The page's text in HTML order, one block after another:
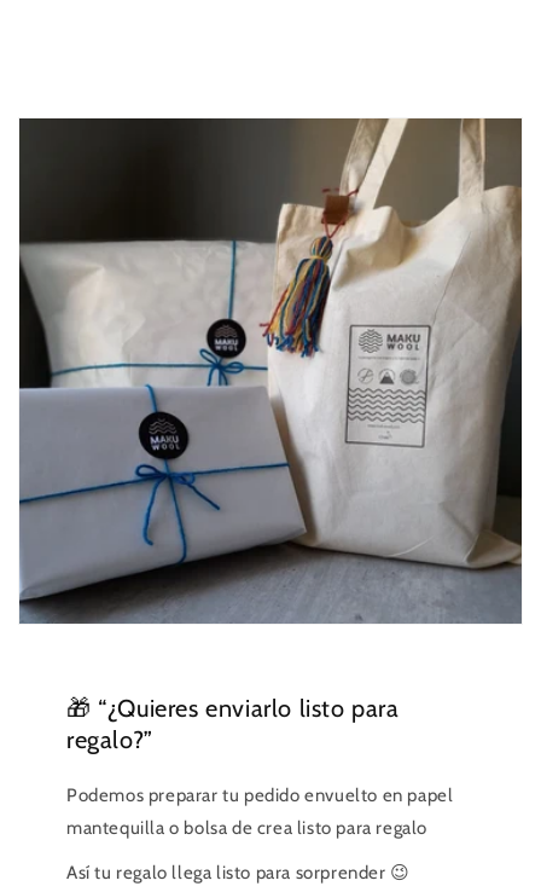
🎁 “¿Quieres enviarlo listo para
regalo?”
Podemos preparar tu pedido envuelto en papel
mantequilla o bolsa de crea listo para regalo
Así tu regalo llega listo para sorprender 😉